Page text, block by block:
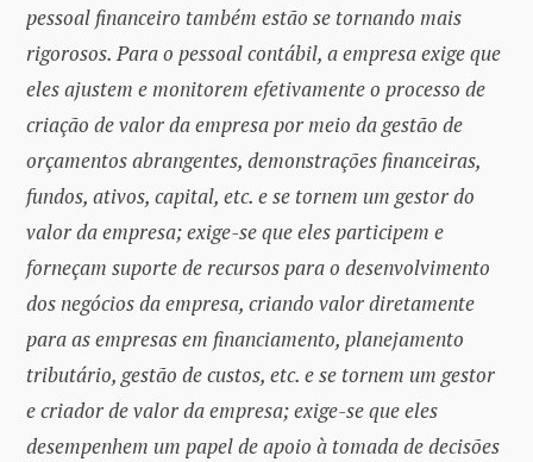
pessoal financeiro também estão se tornando mais
rigorosos. Para o pessoal contábil, a empresa exige que
eles ajustem e monitorem efetivamente o processo de
criação de valor da empresa por meio da gestão de
orçamentos abrangentes, demonstrações financeiras,
fundos, ativos, capital, etc. e se tornem um gestor do
valor da empresa; exige-se que eles participem e
forneçam suporte de recursos para o desenvolvimento
dos negócios da empresa, criando valor diretamente
para as empresas em financiamento, planejamento
tributário, gestão de custos, etc. e se tornem um gestor
e criador de valor da empresa; exige-se que eles
desempenhem um papel de apoio à tomada de decisões